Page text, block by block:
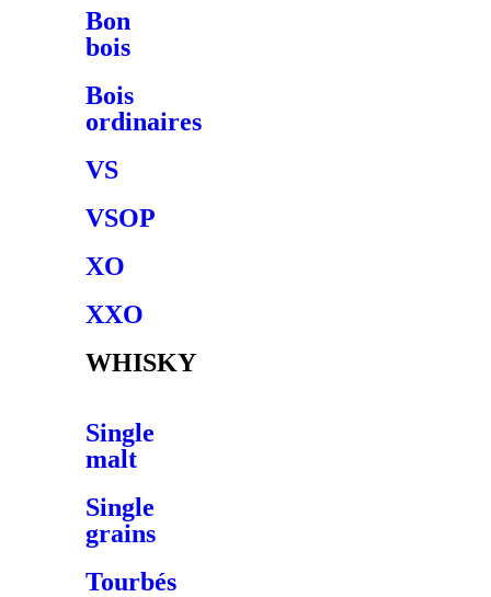
Bon
bois
Bois
ordinaires
VS
VSOP
XO
XXO
WHISKY
Single
malt
Single
grains
Tourbés